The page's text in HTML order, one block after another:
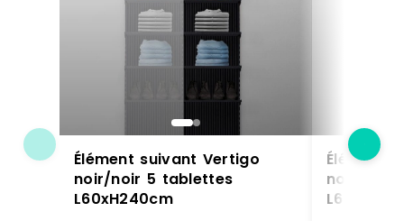
Élément suivant Vertigo
noir/noir 5 tablettes
L60xH240cm
Élément
noir/noir